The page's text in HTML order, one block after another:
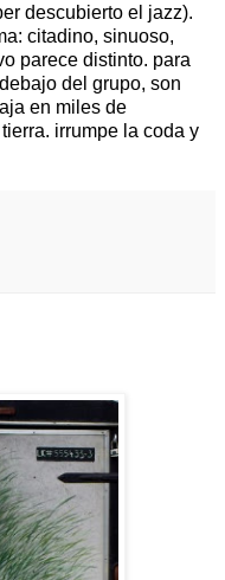
descubierto el jazz).
citadino, sinuoso,
parece distinto. para
del grupo, son
en miles de
irrumpe la coda y